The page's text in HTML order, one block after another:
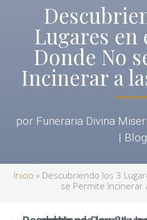
Lugares en
Donde No
Incinerar a
por Funeraria Divina
| Blog
Inicio » Descubriendo los 3
se Permite Incinerar